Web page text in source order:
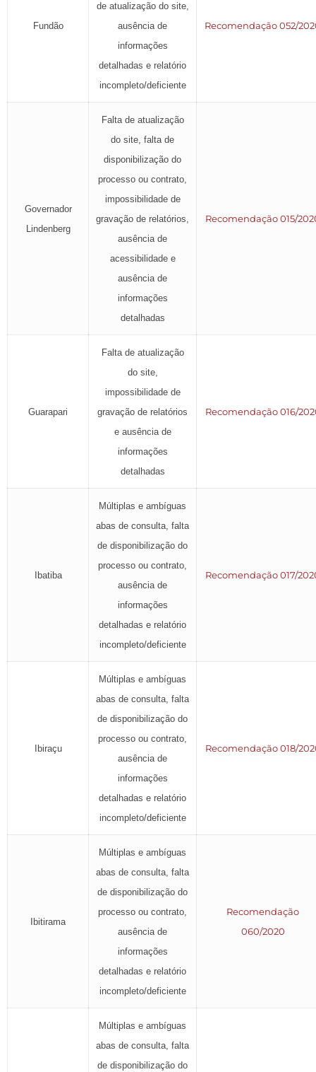
Fundão
de atualização do site,
ausência de
informações
detalhadas e relatório
incompleto/deficiente
Recomendação 052/
Governador
Lindenberg
Falta de atualização
do site, falta de
disponibilização do
processo ou contrato,
impossibilidade de
gravação de relatórios,
ausência de
acessibilidade e
ausência de
informações
detalhadas
Recomendação 015/
Guarapari
Falta de atualização
do site,
impossibilidade de
gravação de relatórios
e ausência de
informações
detalhadas
Recomendação 016/
Ibatiba
Múltiplas e ambíguas
abas de consulta, falta
de disponibilização do
processo ou contrato,
ausência de
informações
detalhadas e relatório
incompleto/deficiente
Recomendação 017/
Ibiraçu
Múltiplas e ambíguas
abas de consulta, falta
de disponibilização do
processo ou contrato,
ausência de
informações
detalhadas e relatório
incompleto/deficiente
Recomendação 018/
Ibitirama
Múltiplas e ambíguas
abas de consulta, falta
de disponibilização do
processo ou contrato,
ausência de
informações
detalhadas e relatório
incompleto/deficiente
Recomendação
060/2020
Múltiplas e ambíguas
abas de consulta, falta
de disponibilização do